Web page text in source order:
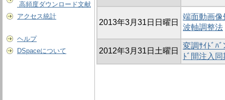
高頻度ダウンロード文献
アクセス統計
ヘルプ
DSpaceについて
2013年3月31日日曜日
端面動画
波軸調整法
2012年3月31日土曜日
変調ｻｲﾄﾞﾊ
ﾄﾞ間注入同